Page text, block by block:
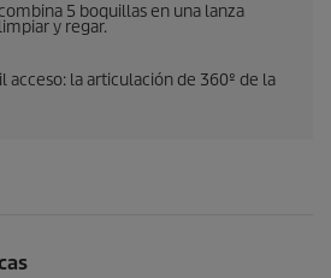
5 boquillas en una lanza
y regar.
acceso: la articulación de 360º de la